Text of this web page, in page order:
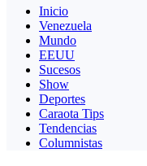
Inicio
Venezuela
Mundo
EEUU
Sucesos
Show
Deportes
Caraota Tips
Tendencias
Columnistas